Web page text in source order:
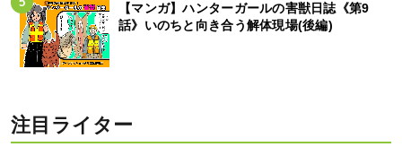
【マンガ】ハンターガールの害獣日誌《第9
話》いのちと向き合う解体現場(後編)
注目ライター